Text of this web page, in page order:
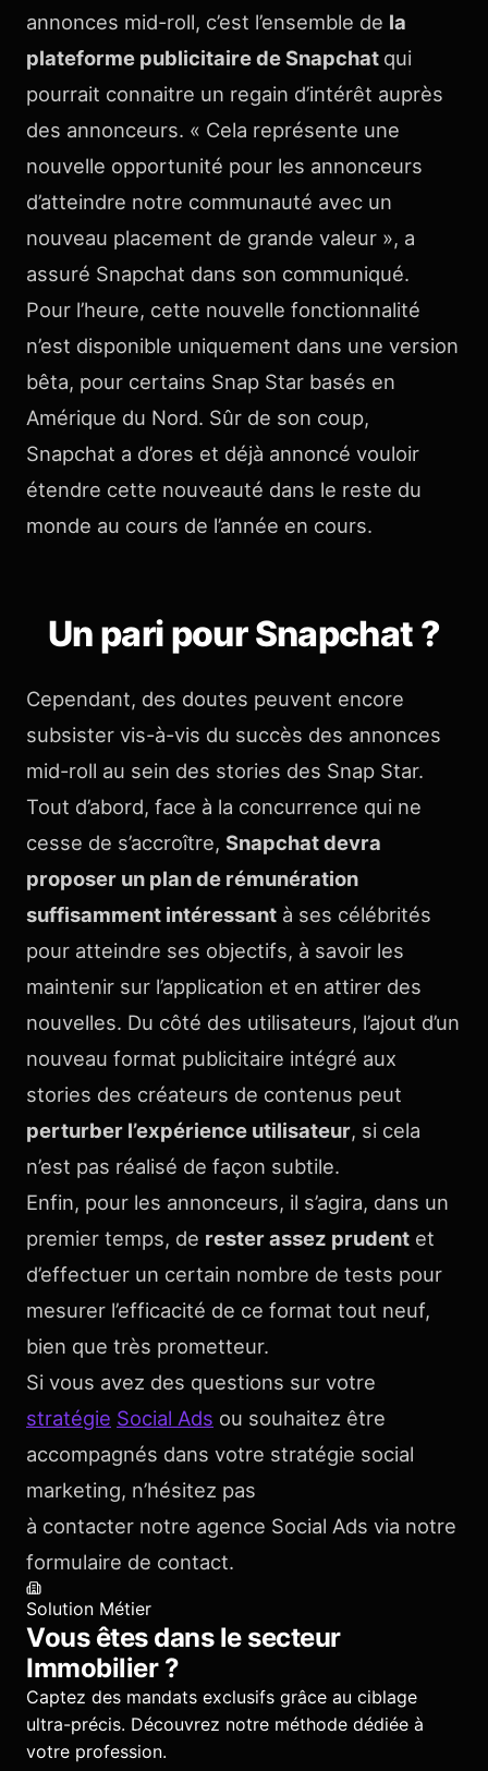
annonces mid-roll, c’est l’ensemble de la
plateforme publicitaire de Snapchat qui
pourrait connaitre un regain d’intérêt auprès
des annonceurs. « Cela représente une
nouvelle opportunité pour les annonceurs
d’atteindre notre communauté avec un
nouveau placement de grande valeur », a
assuré Snapchat dans son communiqué.
Pour l’heure, cette nouvelle fonctionnalité
n’est disponible uniquement dans une version
bêta, pour certains Snap Star basés en
Amérique du Nord. Sûr de son coup,
Snapchat a d’ores et déjà annoncé vouloir
étendre cette nouveauté dans le reste du
monde au cours de l’année en cours.
Un pari pour Snapchat ?
Cependant, des doutes peuvent encore
subsister vis-à-vis du succès des annonces
mid-roll au sein des stories des Snap Star.
Tout d’abord, face à la concurrence qui ne
cesse de s’accroître, Snapchat devra
proposer un plan de rémunération
suffisamment intéressant à ses célébrités
pour atteindre ses objectifs, à savoir les
maintenir sur l’application et en attirer des
nouvelles. Du côté des utilisateurs, l’ajout d’un
nouveau format publicitaire intégré aux
stories des créateurs de contenus peut
perturber l’expérience utilisateur, si cela
n’est pas réalisé de façon subtile.
Enfin, pour les annonceurs, il s’agira, dans un
premier temps, de rester assez prudent et
d’effectuer un certain nombre de tests pour
mesurer l’efficacité de ce format tout neuf,
bien que très prometteur.
Si vous avez des questions sur votre
stratégie Social Ads ou souhaitez être
accompagnés dans votre stratégie social
marketing, n’hésitez pas
à contacter notre agence Social Ads via notre
formulaire de contact.
Solution Métier
Vous êtes dans le secteur
Immobilier?
Captez des mandats exclusifs grâce au ciblage
ultra-précis. Découvrez notre méthode dédiée à
votre profession.